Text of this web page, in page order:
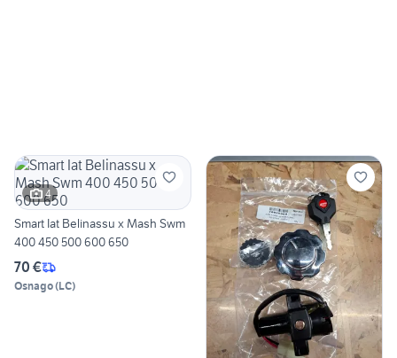
4
Smart Iat Belinassu x Mash Swm
400 450 500 600 650
70 €
Osnago(LC)